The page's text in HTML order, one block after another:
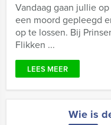
Vandaag gaan jullie
een moord gepleegd
op te lossen. Bij
Flikken ...
LEES MEER
Wie is